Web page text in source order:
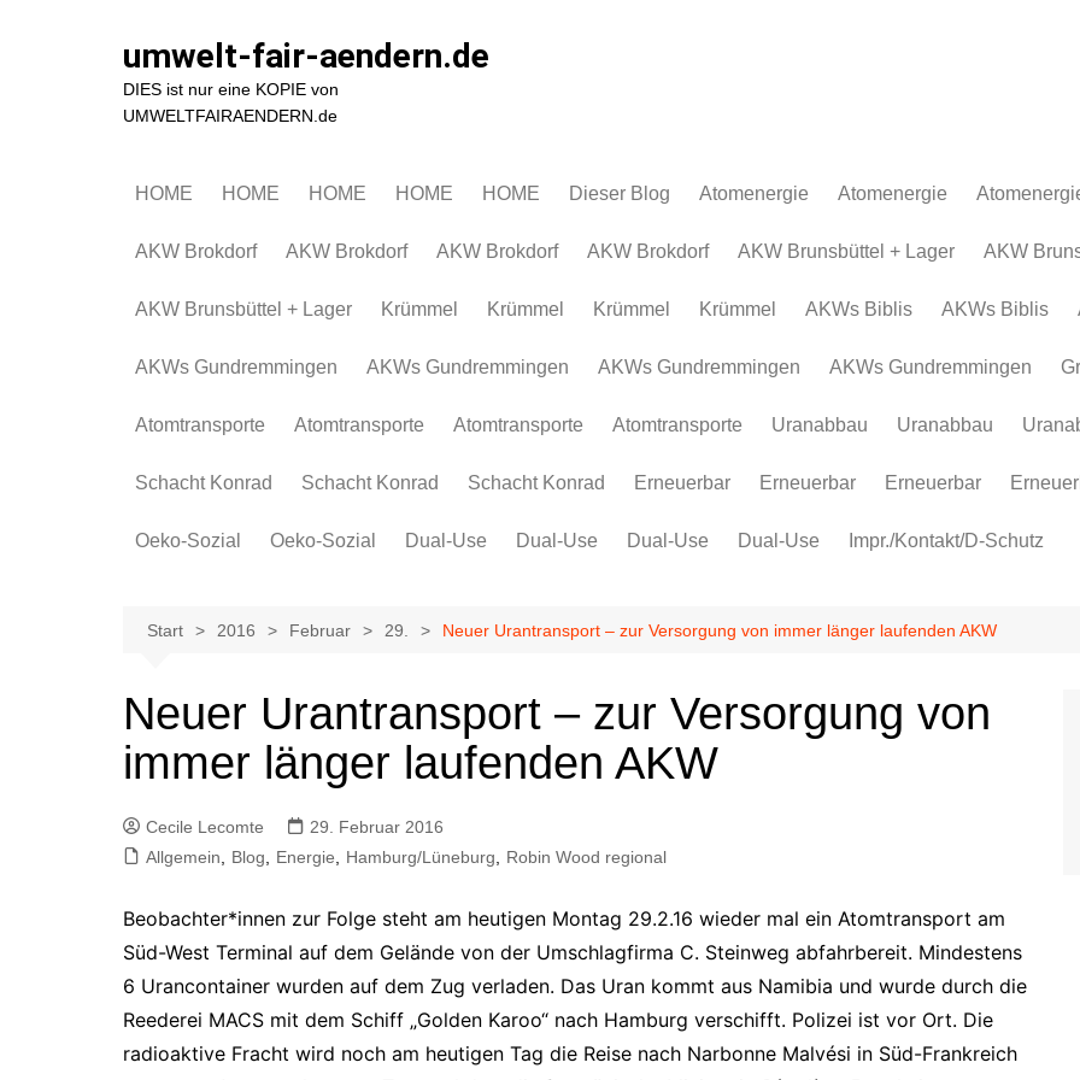
umwelt-fair-aendern.de
DIES ist nur eine KOPIE von
UMWELTFAIRAENDERN.de
HOME HOME HOME HOME HOME Dieser Blog Atomenergie
Atomkraftwerke
AKW
Krümmel
AKWs Biblis
Atomenergie
Atomkraftwerke
Atommüll
Rohstoffe und Konflikte
Atommüll
Rohstoffe
AKW Brokdorf AKW Brokdorf AKW Brokdorf AKW Brokdorf AKW Brunsbüttel + Lager AKW
AKW Brunsbüttel + Lager Krümmel Krümmel Krümmel Krümmel AKWs Biblis AKWs Biblis
AKWs Gundremmingen AKWs Gundremmingen AKWs Gundremmingen AKWs Gundremmingen
Atomtransporte Atomtransporte Atomtransporte Atomtransporte Uranabbau Uranabbau
Schacht Konrad Schacht Konrad Schacht Konrad Erneuerbar Erneuerbar Erneuerbar
Oeko-Sozial
Arbeitsplätze
IG Metall
Oeko-Sozial
Arbeitsplätze
IG Metall
Dual-Use Dual-Use Dual-Use Dual-Use Impr./Kontakt/D-Schutz
Start 2016 Februar 29. Neuer Urantransport – zur Versorgung von immer länger laufenden AKW
Neuer Urantransport – zur Versorgung von
immer länger laufenden AKW
Cecile Lecomte
29. Februar 2016
Allgemein
Blog Energie Hamburg/Lüneburg Robin Wood regional
Beobachter*innen zur Folge steht am heutigen Montag 29.2.16 wieder mal ein Atomtransport am
Süd-West Terminal auf dem Gelände von der Umschlagfirma C. Steinweg abfahrbereit. Mindestens
6 Urancontainer wurden auf dem Zug verladen. Das Uran kommt aus Namibia und wurde durch die
Reederei MACS mit dem Schiff „Golden Karoo“ nach Hamburg verschifft. Polizei ist vor Ort. Die
radioaktive Fracht wird noch am heutigen Tag die Reise nach Narbonne Malvési in Süd-Frankreich